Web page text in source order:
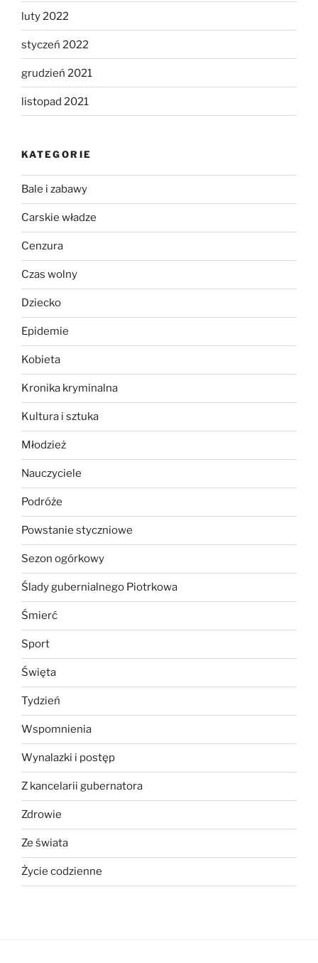
luty 2022
styczeń 2022
grudzień 2021
listopad 2021
KATEGORIE
Bale i zabawy
Carskie władze
Cenzura
Czas wolny
Dziecko
Epidemie
Kobieta
Kronika kryminalna
Kultura i sztuka
Młodzież
Nauczyciele
Podróże
Powstanie styczniowe
Sezon ogórkowy
Ślady gubernialnego Piotrkowa
Śmierć
Sport
Święta
Tydzień
Wspomnienia
Wynalazki i postęp
Z kancelarii gubernatora
Zdrowie
Ze świata
Życie codzienne